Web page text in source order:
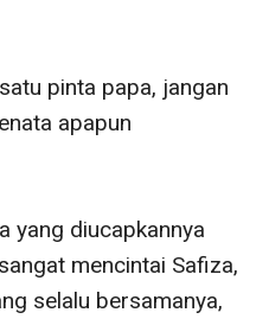
pinta papa, jangan
apapun
yang diucapkannya
mencintai Safiza,
selalu bersamanya,